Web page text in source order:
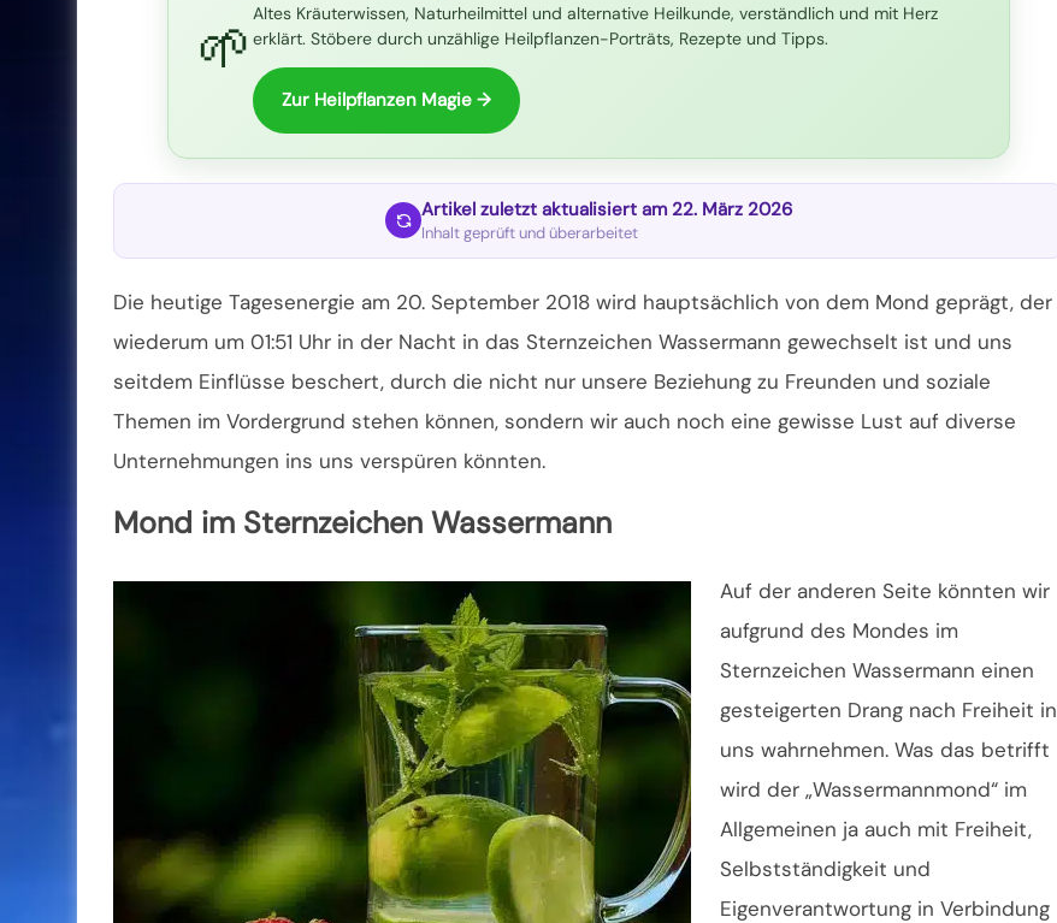
🌱 Altes Kräuterwissen, Naturheilmittel und alternative Heilkunde, verständlich und mit Herz
erklärt. Stöbere durch unzählige Heilpflanzen-Porträts, Rezepte und Tipps.
Zur Heilpflanzen Magie →
Artikel zuletzt aktualisiert am 22. März 2026
Inhalt geprüft und überarbeitet
Die heutige Tagesenergie am 20. September 2018 wird hauptsächlich von dem Mond geprägt, der
wiederum um 01:51 Uhr in der Nacht in das Sternzeichen Wassermann gewechselt ist und uns
seitdem Einflüsse beschert, durch die nicht nur unsere Beziehung zu Freunden und soziale
Themen im Vordergrund stehen können, sondern wir auch noch eine gewisse Lust auf diverse
Unternehmungen ins uns verspüren könnten.
Mond im Sternzeichen Wassermann
Auf der anderen Seite könnten wir
aufgrund des Mondes im
Sternzeichen Wassermann einen
gesteigerten Drang nach Freiheit in
uns wahrnehmen. Was das betrifft
wird der „Wassermannmond“ im
Allgemeinen ja auch mit Freiheit,
Selbstständigkeit und
Eigenverantwortung in Verbindung